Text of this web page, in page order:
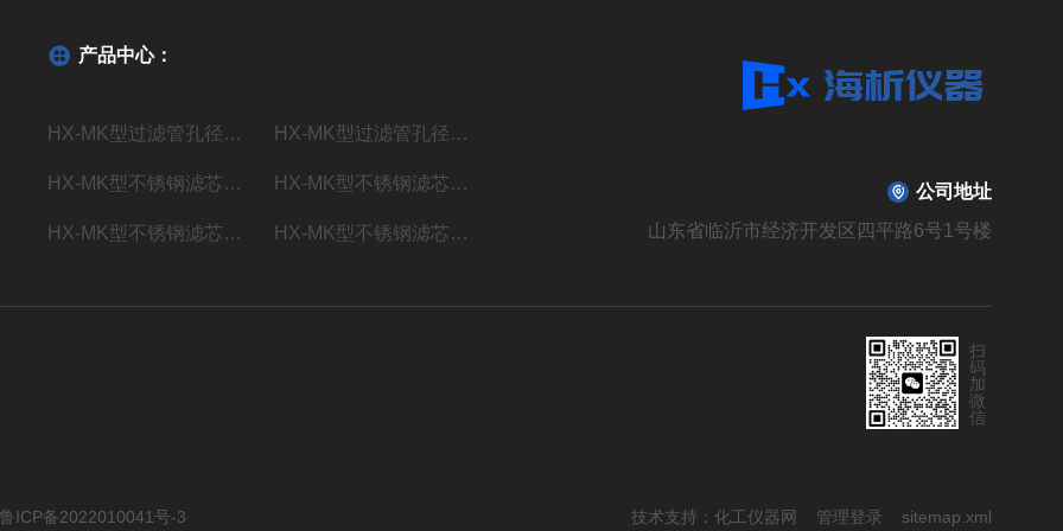
产品中心：
HX-MK型过滤管孔径测试仪 HX-MK型过滤管孔径检测仪
HX-MK型不锈钢滤芯孔径测定仪 HX-MK型不锈钢滤芯孔径测量仪
HX-MK型不锈钢滤芯孔径检测仪 HX-MK型不锈钢滤芯孔径仪
公司地址
山东省临沂市经济开发区四平路6号1号楼
扫
码
加
微
信
鲁ICP备2022010041号-3 技术支持： 化工仪器网 管理登录 sitemap.xml